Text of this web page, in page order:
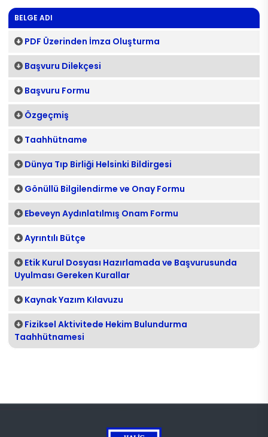
BELGE ADI
PDF Üzerinden İmza Oluşturma
Başvuru Dilekçesi
Başvuru Formu
Özgeçmiş
Taahhütname
Dünya Tıp Birliği Helsinki Bildirgesi
Gönüllü Bilgilendirme ve Onay Formu
Ebeveyn Aydınlatılmış Onam Formu
Ayrıntılı Bütçe
Etik Kurul Dosyası Hazırlamada ve Başvurusunda
Uyulması Gereken Kurallar
Kaynak Yazım Kılavuzu
Fiziksel Aktivitede Hekim Bulundurma
Taahhütnamesi